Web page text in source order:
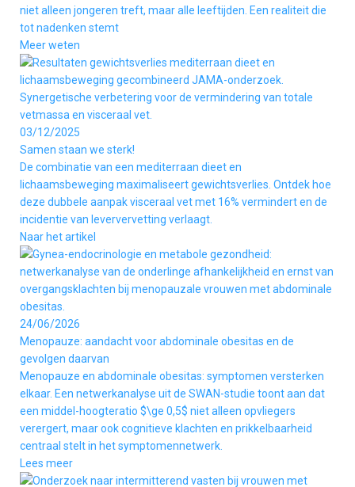
niet alleen jongeren treft, maar alle leeftijden. Een realiteit die
tot nadenken stemt
Meer weten
03/12/2025
Samen staan we sterk!
De combinatie van een mediterraan dieet en
lichaamsbeweging maximaliseert gewichtsverlies. Ontdek hoe
deze dubbele aanpak visceraal vet met 16% vermindert en de
incidentie van leververvetting verlaagt.
Naar het artikel
24/06/2026
Menopauze: aandacht voor abdominale obesitas en de
gevolgen daarvan
Menopauze en abdominale obesitas: symptomen versterken
elkaar. Een netwerkanalyse uit de SWAN-studie toont aan dat
een middel-hoogteratio $\ge 0,5$ niet alleen opvliegers
verergert, maar ook cognitieve klachten en prikkelbaarheid
centraal stelt in het symptomennetwerk.
Lees meer